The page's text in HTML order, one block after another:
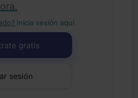
Inicia sesión aquí .
gratis
sesión